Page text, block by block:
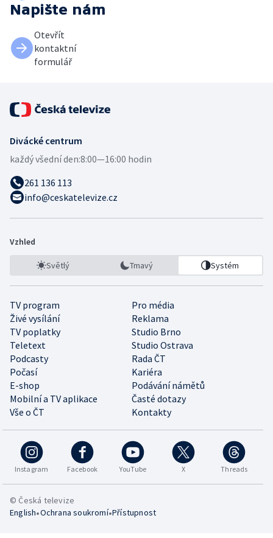
Napište nám
Otevřít
kontaktní
formulář
Divácké centrum
každý všední den:8:00—16:00 hodin
261 136 113
info@ceskatelevize.cz
Vzhled
Světlý Tmavý Systém
TV program
Pro média
Živé vysílání
Reklama
TV poplatky
Studio Brno
Teletext
Studio Ostrava
Podcasty
Rada ČT
Počasí
Kariéra
E-shop
Podávání námětů
Mobilní a TV aplikace
Časté dotazy
Vše o ČT
Kontakty
Instagram Facebook YouTube X Threads
© Česká televize
English•Ochrana soukromí•Přístupnost